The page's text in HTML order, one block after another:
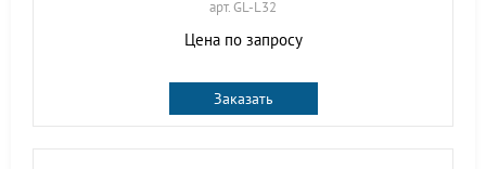
арт. GL-L32
Цена по запросу
Заказать